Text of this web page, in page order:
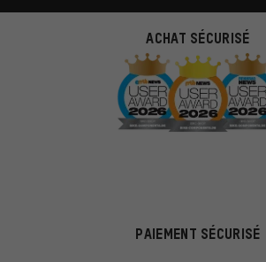
ACHAT SÉCURISÉ
PAIEMENT SÉCURISÉ